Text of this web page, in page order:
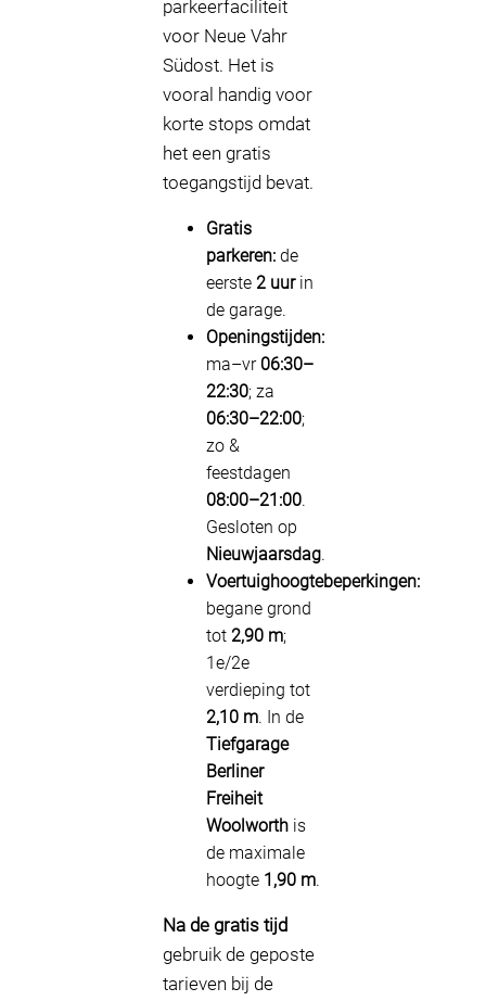
parkeerfaciliteit
voor Neue Vahr
Südost. Het is
vooral handig voor
korte stops omdat
het een gratis
toegangstijd bevat.
Gratis
parkeren: de
eerste 2 uurin
de garage.
Openingstijden:
ma–vr 06:30–
22:30; za
06:30–22:00;
zo &
feestdagen
08:00–21:00.
Gesloten op
Nieuwjaarsdag.
Voertuighoogtebeperkingen:
begane grond
tot 2,90 m;
1e/2e
verdieping tot
2,10 m. In de
Tiefgarage
Berliner
Freiheit
Woolworth is
de maximale
hoogte 1,90 m.
Na de gratis tijd
gebruik de geposte
tarieven bij de